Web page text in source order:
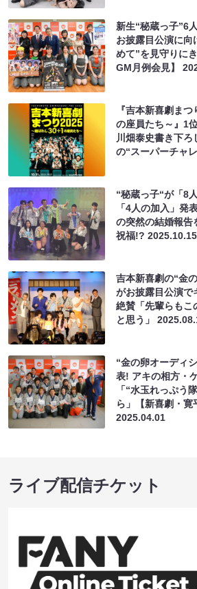
新生“秘蔵っ子”6
お披露目公演に向
めて”を見守りに
GM月例会見】
『吉本新喜劇ま
の座員たち～』1
川畑泰史書き下ろ
の“スーパーチャ
“秘蔵っ子“が「8
「4人の加入」
の突然の結婚報告
祝福!?2025.10.15
吉本新喜劇の“金
がお披露目公演で
絶賛「先輩らもこ
と思う」
“金の卵オーディ
表! アキの相方・
「“水玉れっぷう
ら」【新喜劇・寛
2025.04.01
ライブ配信チケット